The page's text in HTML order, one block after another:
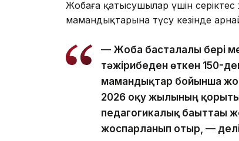
Жобаға қатысушылар үшін
мамандықтарына түсу кезінде
— Жоба басталғалы бері
тәжірибеден өткен 150-
мамандықтар бойынша
2026 оқу жылының
педагогикалық бағыттағы
жоспарланып отыр, —